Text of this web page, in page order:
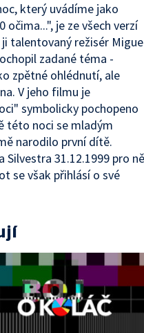
který uvádíme jako
je ze všech verzí
talentovaný režisér
zadané téma -
zpětné ohlédnutí, ale
V jeho filmu je
symbolicky pochopeno
této noci se mladým
narodilo první dítě.
Silvestra 31.12.1999 pro ně
se však přihlásí o své